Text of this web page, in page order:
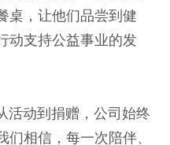
桌，让他们品尝到健
动支持公益事业的发
动到捐赠，公司始终
相信，每一次陪伴、